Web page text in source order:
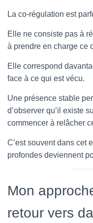
La co-régulation est
Elle ne consiste pas à
à prendre en charge ce
Elle correspond
face à ce qui est vécu.
Une présence stable
d’observer qu’il existe
commencer à relâcher
C’est souvent dans cet
profondes deviennent
Mon
retour vers